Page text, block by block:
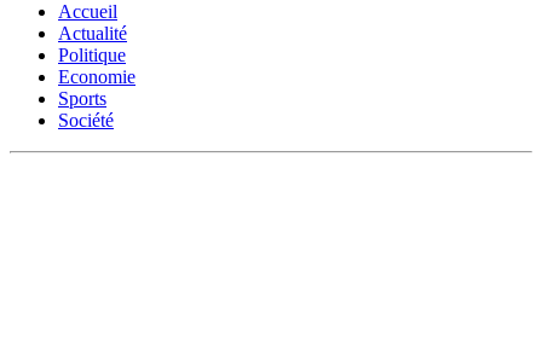
Accueil
Actualité
Politique
Economie
Sports
Société